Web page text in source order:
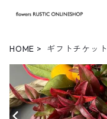
HOME ギフトチケット